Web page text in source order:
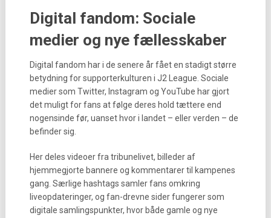
Digital fandom: Sociale
medier og nye fællesskaber
Digital fandom har i de senere år fået en stadigt større
betydning for supporterkulturen i J2 League. Sociale
medier som Twitter, Instagram og YouTube har gjort
det muligt for fans at følge deres hold tættere end
nogensinde før, uanset hvor i landet – eller verden – de
befinder sig.
Her deles videoer fra tribunelivet, billeder af
hjemmegjorte bannere og kommentarer til kampenes
gang. Særlige hashtags samler fans omkring
liveopdateringer, og fan-drevne sider fungerer som
digitale samlingspunkter, hvor både gamle og nye